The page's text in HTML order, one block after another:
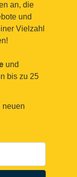
an, die
und
Vielzahl
und
bis zu 25
neuen